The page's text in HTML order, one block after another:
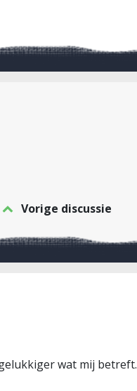
Vorige discussie
wat mij betreft.